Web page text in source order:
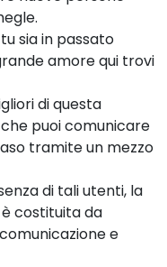
sia in passato
amore qui trovi
di questa
puoi comunicare
tramite un mezzo
di tali utenti, la
costituita da
e